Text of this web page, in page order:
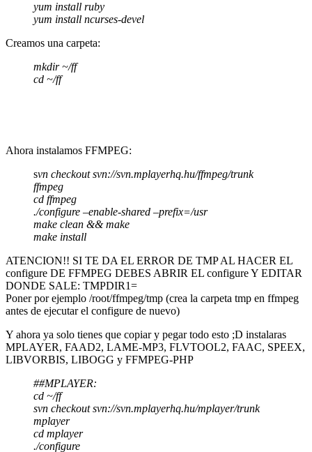
yum install ruby
yum install ncurses-devel
Creamos una carpeta:
mkdir ~/ff
cd ~/ff
Ahora instalamos FFMPEG:
svn checkout svn://svn.mplayerhq.hu/ffmpeg/trunk
ffmpeg
cd ffmpeg
./configure –enable-shared –prefix=/usr
make clean && make
make install
ATENCION!! SI TE DA EL ERROR DE TMP AL HACER EL
configure DE FFMPEG DEBES ABRIR EL configure Y EDITAR
DONDE SALE: TMPDIR1=
Poner por ejemplo /root/ffmpeg/tmp (crea la carpeta tmp en ffmpeg
antes de ejecutar el configure de nuevo)
Y ahora ya solo tienes que copiar y pegar todo esto ;D instalaras
MPLAYER, FAAD2, LAME-MP3, FLVTOOL2, FAAC, SPEEX,
LIBVORBIS, LIBOGG y FFMPEG-PHP
##MPLAYER:
cd ~/ff
svn checkout svn://svn.mplayerhq.hu/mplayer/trunk
mplayer
cd mplayer
./configure